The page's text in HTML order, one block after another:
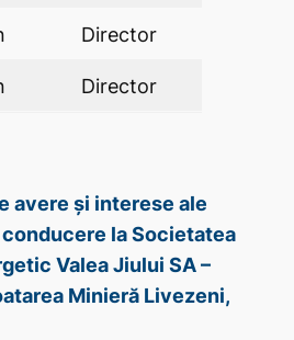
Director
Director
avere și interese ale
la Societatea
Valea Jiului SA –
Minieră Livezeni,